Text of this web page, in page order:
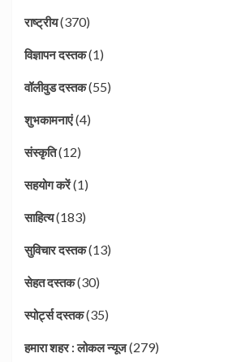
राष्ट्रीय(370)
विज्ञापन दस्तक(1)
वॉलीवुड दस्तक(55)
शुभकामनाएं(4)
संस्कृति(12)
सहयोग करें(1)
साहित्य(183)
सुविचार दस्तक(13)
सेहत दस्तक(30)
स्पोर्ट्स दस्तक(35)
हमारा शहर : लोकल न्यूज(279)